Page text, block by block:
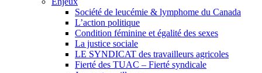
Société de leucémie & lymphome du Canada
L’action politique
Condition féminine et égalité des sexes
La justice sociale
LE SYNDICAT des travailleurs agricoles
Fierté des TUAC – Fierté syndicale